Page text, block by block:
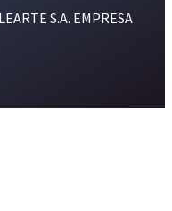
S.A. EMPRESA